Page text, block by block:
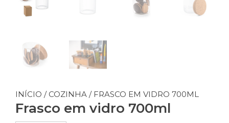
INÍCIO / COZINHA / FRASCO EM VIDRO 700ML
Frasco em vidro 700ml